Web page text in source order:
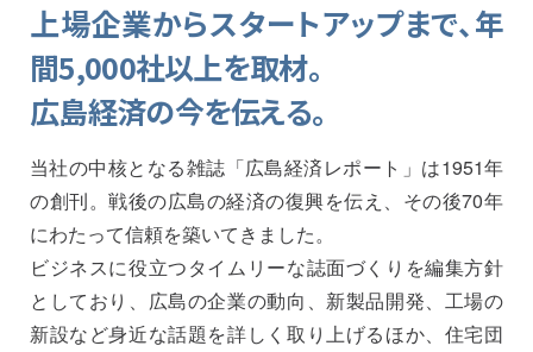
上場企業からスタートアップまで、年
間5,000社以上を取材。
広島経済の今を伝える。
当社の中核となる雑誌「広島経済レポート」は1951年
の創刊。戦後の広島の経済の復興を伝え、その後70年
にわたって信頼を築いてきました。
ビジネスに役立つタイムリーな誌面づくりを編集方針
としており、広島の企業の動向、新製品開発、工場の
新設など身近な話題を詳しく取り上げるほか、住宅団